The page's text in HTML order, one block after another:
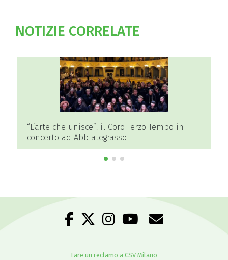
NOTIZIE CORRELATE
“L’arte che unisce”: il Coro Terzo Tempo in
concerto ad Abbiategrasso
Fare un reclamo a CSV Milano